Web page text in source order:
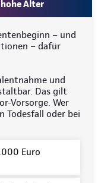
Alter
– und
– dafür
und
Das gilt
Vorsorge. Wer
Todesfall oder bei
Euro